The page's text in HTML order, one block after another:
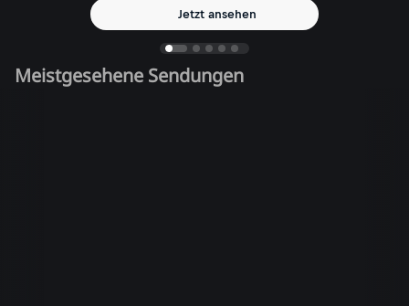
Jetzt ansehen
Meistgesehene Sendungen